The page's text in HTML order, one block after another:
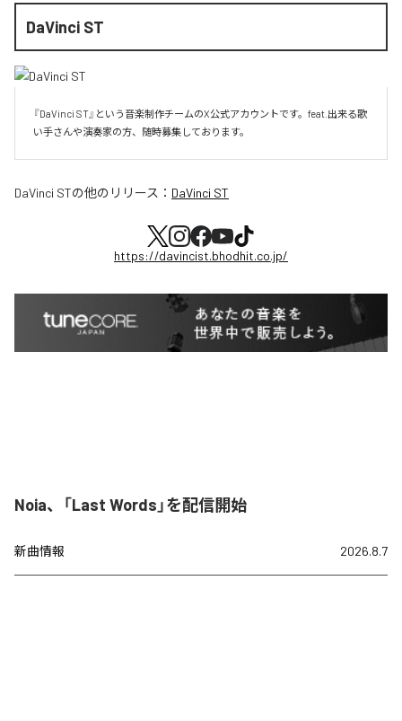
DaVinci ST
『DaVinci ST』という音楽制作チームのX公式アカウントです。feat.出来る歌
い手さんや演奏家の方、随時募集しております。
DaVinci STの他のリリース： DaVinci ST
https://davincist.bhodhit.co.jp/
Noia、「Last Words」を配信開始
新曲情報 2026.8.7